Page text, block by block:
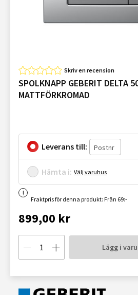
Skriv en recension
SPOLKNAPP GEBERIT DELTA
MATTFÖRKROMAD
Leverans till:
Hämta i: Välj varuhus
Fraktpris för denna produkt: Från 69:-
899,00 kr
Lägg i